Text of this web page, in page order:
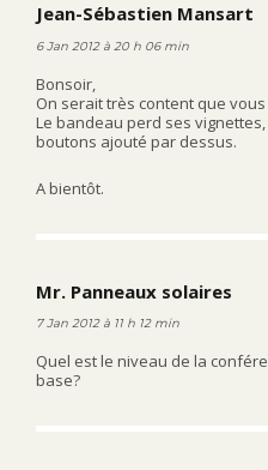
Jean-Sébastien Mansart
6 Jan 2012 à 20 h 06 min
Bonsoir,
On serait très content que
Le bandeau perd ses vignettes,
boutons ajouté par dessus.
A bientôt.
Mr. Panneaux solaires
7 Jan 2012 à 11 h 12 min
Quel est le niveau de la
base?